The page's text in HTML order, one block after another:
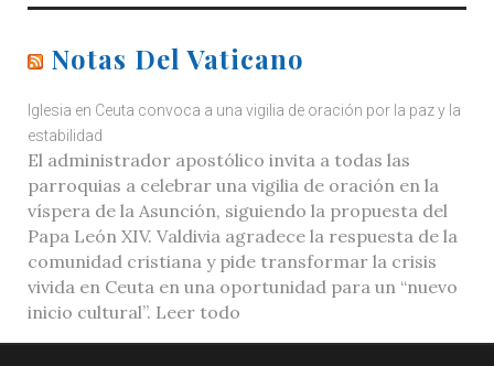
Notas Del Vaticano
Iglesia en Ceuta convoca a una vigilia de oración por la paz y la
estabilidad
El administrador apostólico invita a todas las
parroquias a celebrar una vigilia de oración en la
víspera de la Asunción, siguiendo la propuesta del
Papa León XIV. Valdivia agradece la respuesta de la
comunidad cristiana y pide transformar la crisis
vivida en Ceuta en una oportunidad para un “nuevo
inicio cultural”. Leer todo